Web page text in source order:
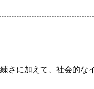
さに加えて、社会的な